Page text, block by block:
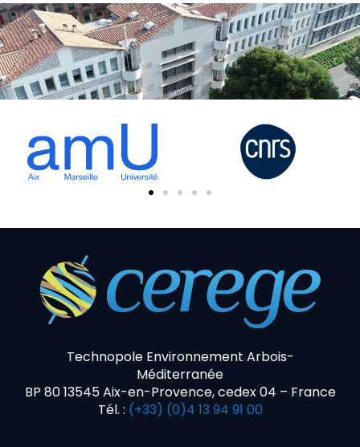
Technopole Environnement Arbois-
Méditerranée
BP 80 13545 Aix-en-Provence, cedex 04 – France
Tél. : (+33) (0)4 13 94 91 00